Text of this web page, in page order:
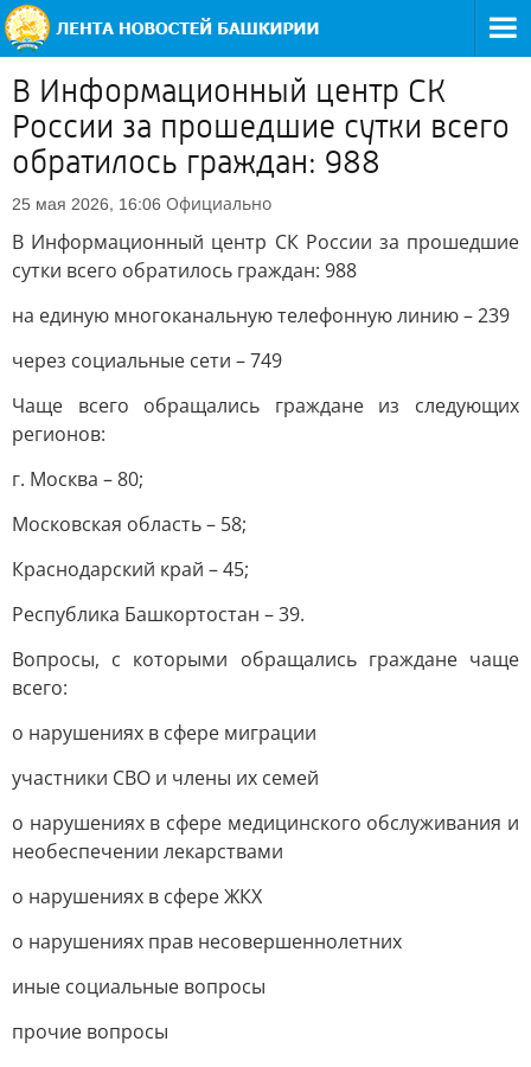
В Информационный центр СК
России за прошедшие сутки всего
обратилось граждан: 988
25 мая 2026, 16:06 Официально
В Информационный центр СК России за прошедшие
сутки всего обратилось граждан: 988
на единую многоканальную телефонную линию – 239
через социальные сети – 749
Чаще всего обращались граждане из следующих
регионов:
г. Москва – 80;
Московская область – 58;
Краснодарский край – 45;
Республика Башкортостан – 39.
Вопросы, с которыми обращались граждане чаще
всего:
о нарушениях в сфере миграции
участники СВО и члены их семей
о нарушениях в сфере медицинского обслуживания и
необеспечении лекарствами
о нарушениях в сфере ЖКХ
о нарушениях прав несовершеннолетних
иные социальные вопросы
прочие вопросы